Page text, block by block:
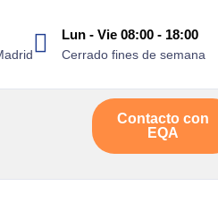
Lun - Vie 08:00 - 18:00
Cerrado fines de semana
Contacto con
EQA